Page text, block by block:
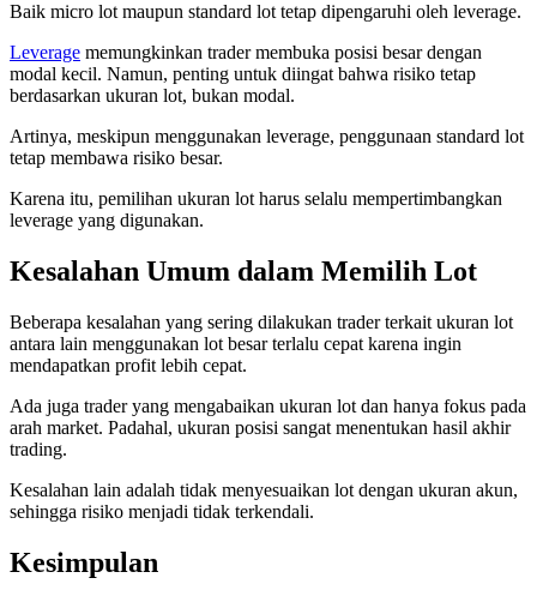
Baik micro lot maupun standard lot tetap dipengaruhi oleh leverage.
Leverage memungkinkan trader membuka posisi besar dengan
modal kecil. Namun, penting untuk diingat bahwa risiko tetap
berdasarkan ukuran lot, bukan modal.
Artinya, meskipun menggunakan leverage, penggunaan standard lot
tetap membawa risiko besar.
Karena itu, pemilihan ukuran lot harus selalu mempertimbangkan
leverage yang digunakan.
Kesalahan Umum dalam Memilih Lot
Beberapa kesalahan yang sering dilakukan trader terkait ukuran lot
antara lain menggunakan lot besar terlalu cepat karena ingin
mendapatkan profit lebih cepat.
Ada juga trader yang mengabaikan ukuran lot dan hanya fokus pada
arah market. Padahal, ukuran posisi sangat menentukan hasil akhir
trading.
Kesalahan lain adalah tidak menyesuaikan lot dengan ukuran akun,
sehingga risiko menjadi tidak terkendali.
Kesimpulan